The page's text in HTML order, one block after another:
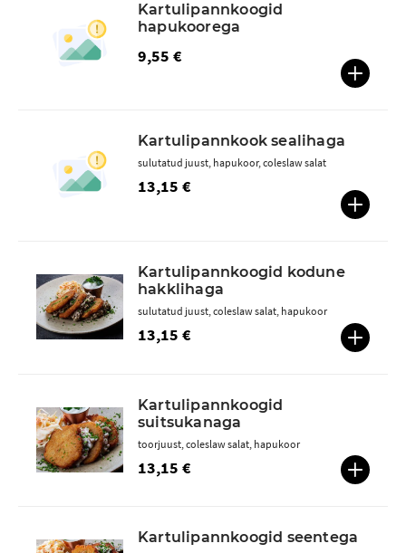
Kartulipannkoogid
hapukoorega
9,55 €
Kartulipannkook sealihaga
13,15 €
sulutatud juust, hapukoor, coleslaw salat
Kartulipannkoogid kodune
hakklihaga
13,15 €
sulutatud juust, coleslaw salat, hapukoor
Kartulipannkoogid
suitsukanaga
13,15 €
toorjuust, coleslaw salat, hapukoor
Kartulipannkoogid seentega